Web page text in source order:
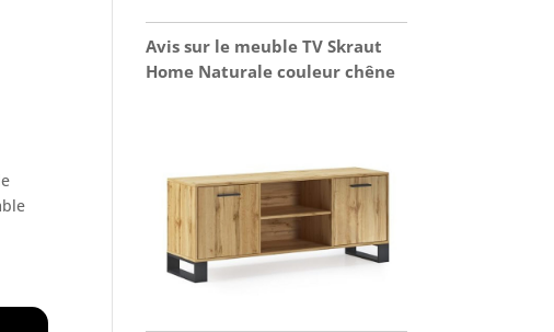
Avis sur le meuble TV Skraut
Home Naturale couleur chêne